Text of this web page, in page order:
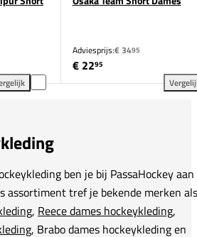
The Indian Maharadja Jaipur Short Dames
Adviesprijs:€ 3495
€ 2295
ben je bij PassaHockey aan
assortiment tref je bekende merken als
, Reece dames hockeykleding,
, Brabo dames hockeykleding en